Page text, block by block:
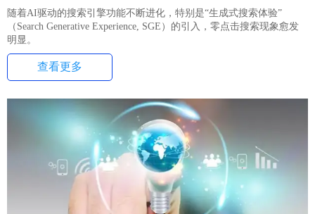
随着AI驱动的搜索引擎功能不断进化，特别是“生成式搜索体验”
（Search Generative Experience, SGE）的引入，零点击搜索现象愈发
明显。
查看更多